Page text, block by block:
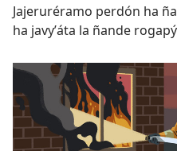
Jajeruréramo perdón ha
ha javyʼáta la ñande